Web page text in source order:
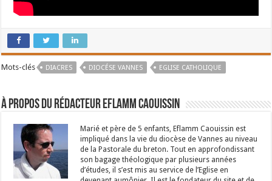
Mots-clés DIACRES DIOCÉSE VANNES EGLISE CATHOLIQUE
À propos du rédacteur Eflamm Caouissin
Marié et père de 5 enfants, Eflamm Caouissin est
impliqué dans la vie du diocèse de Vannes au niveau
de la Pastorale du breton. Tout en approfondissant
son bagage théologique par plusieurs années
d’études, il s’est mis au service de l’Eglise en